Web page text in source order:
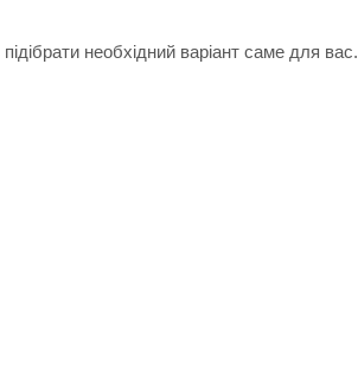
необхідний варіант саме для вас.